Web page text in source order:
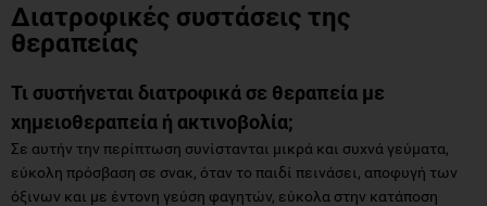
Διατροφικές συστάσεις της
θεραπείας
Τι συστήνεται διατροφικά σε θεραπεία με
χημειοθεραπεία ή ακτινοβολία;
Σε αυτήν την περίπτωση συνίστανται μικρά και συχνά γεύματα,
εύκολη πρόσβαση σε σνακ, όταν το παιδί πεινάσει, αποφυγή των
όξινων και με έντονη γεύση φαγητών, εύκολα στην κατάποση